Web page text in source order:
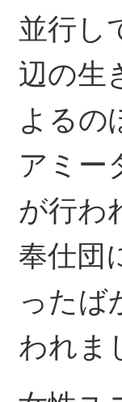
並行し
辺の生
よるの
アミー
が行わ
奉仕団
ったば
われま